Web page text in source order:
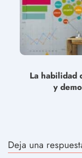
La habilidad
y
Deja una